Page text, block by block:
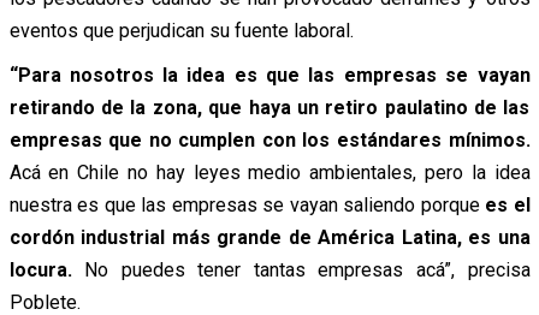
eventos que perjudican su fuente laboral.
“Para nosotros la idea es que las empresas se vayan
retirando de la zona, que haya un retiro paulatino de las
empresas que no cumplen con los estándares mínimos.
Acá en Chile no hay leyes medio ambientales, pero la idea
nuestra es que las empresas se vayan saliendo porque es el
cordón industrial más grande de América Latina, es una
locura. No puedes tener tantas empresas acá”, precisa
Poblete.